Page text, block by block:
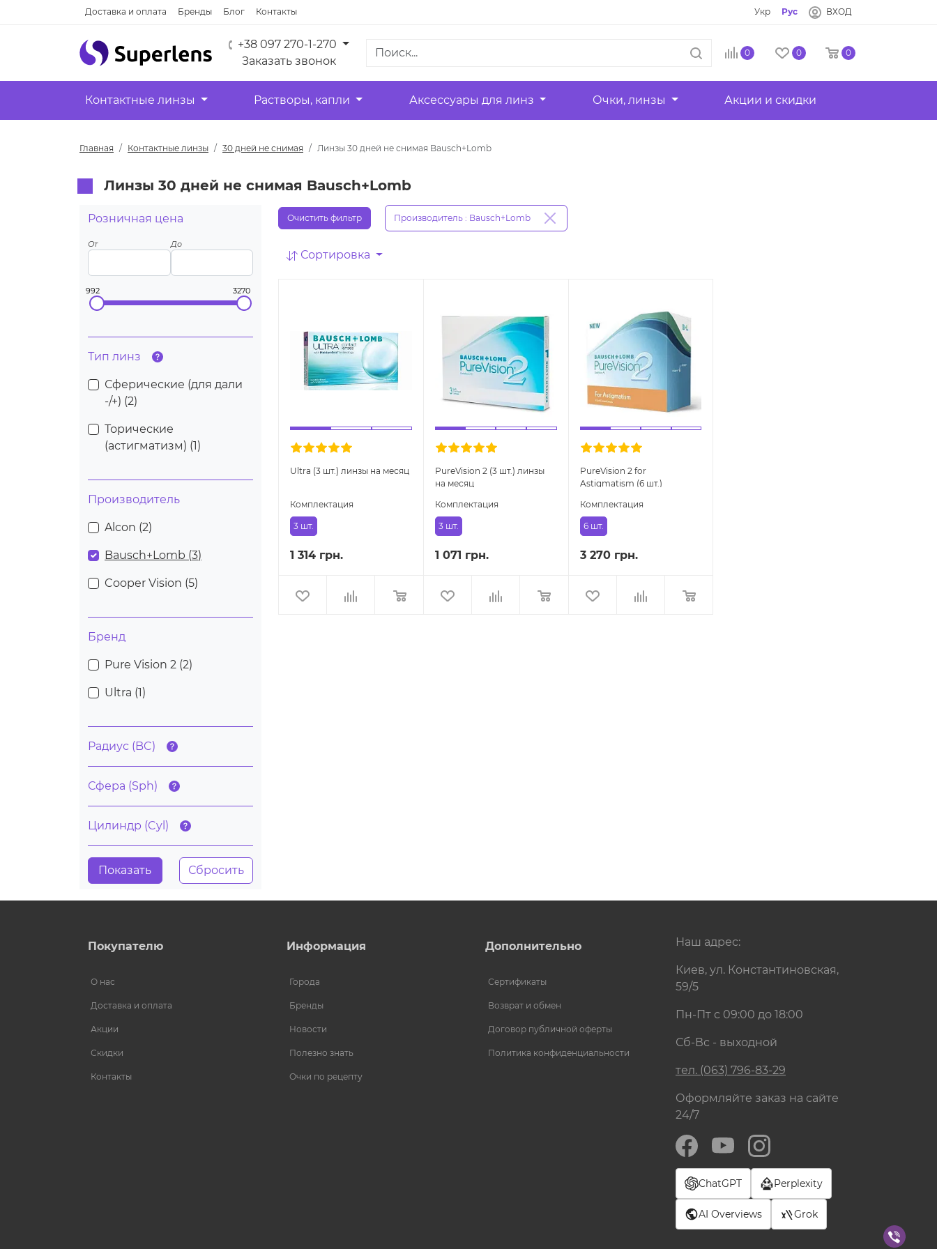
Доставка и оплата Бренды Блог Контакты Укр Рус ВХОД
+38 097 270-1-270
Заказать звонок
0 0 0
Контактные линзы Растворы, капли Аксессуары для линз Очки, линзы Акции и скидки
Главная Контактные линзы 30 дней не снимая Линзы 30 дней не снимая Bausch+Lomb
Линзы 30 дней не снимая Bausch+Lomb
Розничная цена
От До
992 3270
Тип линз
Сферические (для дали
-/+) (2)
Торические
(астигматизм) (1 )
Производитель
Alcon (2)
Bausch+Lomb (3)
Cooper Vision (5)
Бренд
Pure Vision 2 (2)
Ultra (1 )
Радиус (BC)
Сфера (Sph)
Цилиндр (Cyl)
Очистить фильтр Производитель : Bausch+Lomb
Сортировка
Ultra (3 шт.) линзы на месяц
Комплектация
3 шт.
1 314 грн.
PureVision 2 (3 шт.) линзы
на месяц
Комплектация
3 шт.
1 071 грн.
PureVision 2 for
Astigmatism (6 шт.)
Комплектация
6 шт.
3 270 грн.
Покупателю
О нас
Доставка и оплата
Акции
Скидки
Контакты
Информация
Города
Бренды
Новости
Полезно знать
Очки по рецепту
Дополнительно
Сертификаты
Возврат и обмен
Договор публичной оферты
Политика конфиденциальности
Наш адрес:
Киев, ул. Константиновская,
59/5
Пн-Пт с 09:00 до 18:00
Сб-Вс - выходной
тел. (063) 796-83-29
Оформляйте заказ на сайте
24/7
ChatGPT Perplexity
AI Overviews Grok